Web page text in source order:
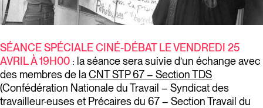
SÉANCE SPÉCIALE CINÉ-DÉBAT LE VENDREDI 25
AVRIL À 19H00 : la séance sera suivie d’un échange avec
des membres de laCNT STP 67 – Section TDS
(Confédération Nationale du Travail – Syndicat des
travailleur·euses et Précaires du 67 – Section Travail du